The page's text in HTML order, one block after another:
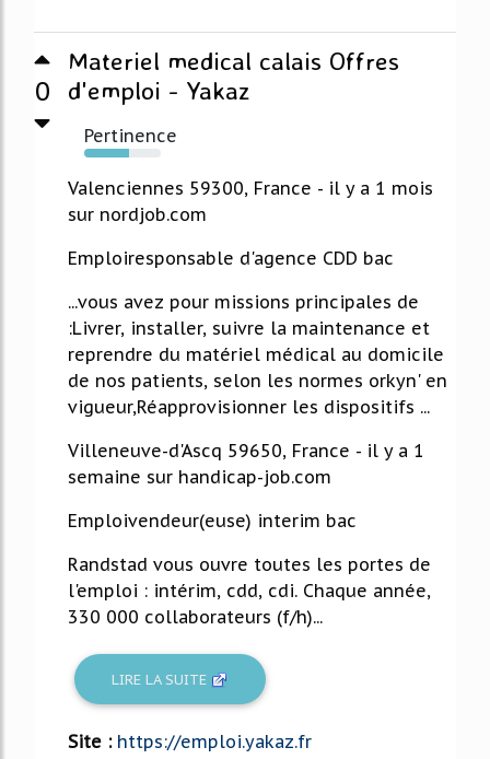
0
Materiel medical calais Offres
d'emploi - Yakaz
Pertinence
59%
Valenciennes 59300, France - il y a 1 mois
sur nordjob.com
Emploiresponsable d'agence CDD bac
...vous avez pour missions principales de
:Livrer, installer, suivre la maintenance et
reprendre du matériel médical au domicile
de nos patients, selon les normes orkyn' en
vigueur,Réapprovisionner les dispositifs ...
Villeneuve-d'Ascq 59650, France - il y a 1
semaine sur handicap-job.com
Emploivendeur(euse) interim bac
Randstad vous ouvre toutes les portes de
l'emploi : intérim, cdd, cdi. Chaque année,
330 000 collaborateurs (f/h)...
LIRE LA SUITE
Site : https://emploi.yakaz.fr